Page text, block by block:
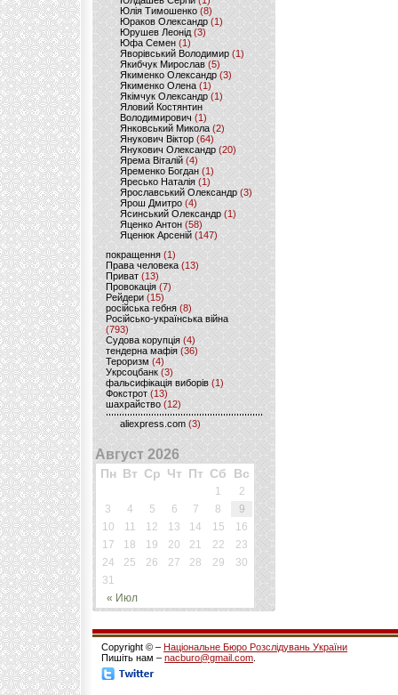
Юлія Тимошенко (8)
Юраков Олександр (1)
Юрушев Леонід (3)
Юфа Семен (1)
Яворівський Володимир (1)
Якибчук Мирослав (5)
Якименко Олександр (3)
Якименко Олена(1)
Якімчук Олександр (1)
Яловий Костянтин
Володимирович (1)
Янковський Микола(2)
Янукович Віктор (64)
Янукович Олександр(20)
Ярема Віталій(4)
Яременко Богдан(1)
Яресько Наталія(1)
Ярославський Олександр (3)
Ярош Дмитро (4)
Ясинський Олександр (1)
Яценко Антон(58)
Яценюк Арсеній (147)
покращення (1)
Права человека(13)
Приват (13)
Провокація (7)
Рейдери (15)
російська гебня (8)
Російсько-українська війна
(793)
Судова корупція (4)
тендерна мафія (36)
Тероризм (4)
Укрсоцбанк (3)
фальсифікація виборів (1)
Фокстрот(13)
шахрайство (12)
aliexpress.com (3)
Август 2026
Пн Вт Ср Чт Пт Сб Вс
« Июл
1
2
3
4 5 6 7 8
9
10
11 12 13 14 15
16
17
18 19 20 21 22
23
24
25 26 27 28 29
30
31
Copyright © – Національне Бюро Розслідувань України
Пишіть нам – nacburo@gmail.com